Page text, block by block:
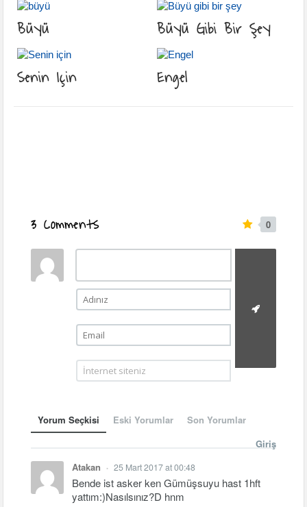
Büyü Büyü Gibi Bir Şey
Senin Için Engel
3 Comments 0
Yorum Seçkisi Eski Yorumlar
Son Yorumlar
Giriş
Atakan
• 25 Mart 2017 at 00:48
Bende ist asker ken Gümüşsuyu hast 1hft
yattım:)Nasılsınız?D hnm